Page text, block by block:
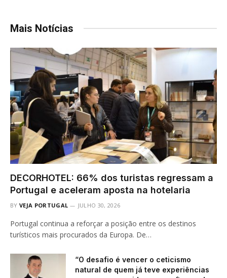
Mais Notícias
DECORHOTEL: 66% dos turistas regressam a
Portugal e aceleram aposta na hotelaria
BY VEJA PORTUGAL JULHO 30, 2026
Portugal continua a reforçar a posição entre os destinos
turísticos mais procurados da Europa. De…
“O desafio é vencer o ceticismo
natural de quem já teve experiências